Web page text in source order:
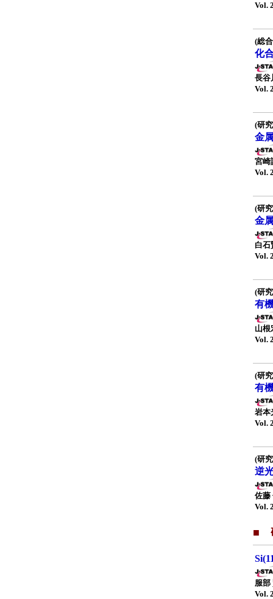
Vol.
(総
化
長谷
Vol.
(研
金
宮崎
Vol.
(研
金
白石
Vol.
(研
有
山根
Vol.
(研
有
岩本
Vol.
(研
逆
佐藤
Vol.
■
服部
Vol.